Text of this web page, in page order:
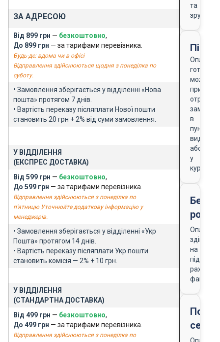
ЗА АДРЕСОЮ
Від 899 грн — безкоштовно,
До 899 грн — за тарифами перевізника.
Будь-де: вдома чи в офісі
Відправлення здійснюються щодня з понеділка по
суботу.
• Замовлення зберігається у відділенні «Нова
пошта» протягом 7 днів.
• Вартість переказу післяплати Нової пошти
становить 20 грн + 2% від суми замовлення.
У ВІДДІЛЕННЯ
(ЕКСПРЕС ДОСТАВКА)
Від 599 грн — безкоштовно,
До 599 грн — за тарифами перевізника.
Відправлення здійснюються з понеділка по
п'ятницю Уточнюйте додаткову інформацію у
менеджерів.
• Замовлення зберігається у відділенні «Укр
Пошта» протягом 14 днів.
• Вартість переказу післяплати Укр пошти
становить комісія — 2% + 10 грн.
У ВІДДІЛЕННЯ
(СТАНДАРТНА ДОСТАВКА)
Від 499 грн — безкоштовно,
До 499 грн — за тарифами перевізника.
Відправлення здійснюються з понеділка по
та
зручно
Оплата
готівкою
можлива
при
в
пункті
видачі
або
у
кур'єра
Оплата
на
підставі
рахунку-
фактури
Оплата